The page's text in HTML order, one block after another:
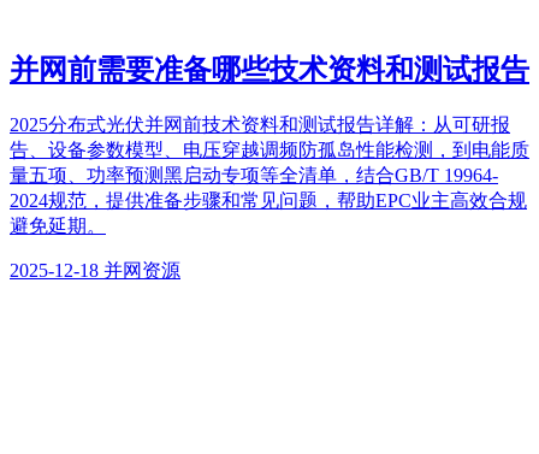
并网前需要准备哪些技术资料和测试报告
2025分布式光伏并网前技术资料和测试报告详解：从可研报
告、设备参数模型、电压穿越调频防孤岛性能检测，到电能质
量五项、功率预测黑启动专项等全清单，结合GB/T 19964-
2024规范，提供准备步骤和常见问题，帮助EPC业主高效合规
避免延期。
2025-12-18 并网资源